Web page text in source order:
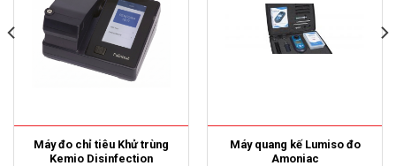
Máy đo chỉ tiêu Khử trùng
Kemio Disinfection
Máy quang kế Lumiso đo
Amoniac